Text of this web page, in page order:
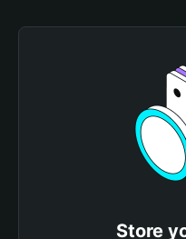
Store